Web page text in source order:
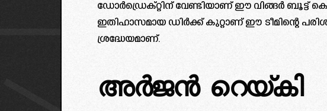
ഡോർഡ്രെക്റ്റിന് വേണ്ടിയാണ് ഈ വിങ്ങർ ബൂട്ട്
ഇതിഹാസമായ ഡിർക്ക് കുറ്റാണ് ഈ ടീമിന്റെ
ശ്രദ്ധേയമാണ്.
അർജൻ റെയ്കി